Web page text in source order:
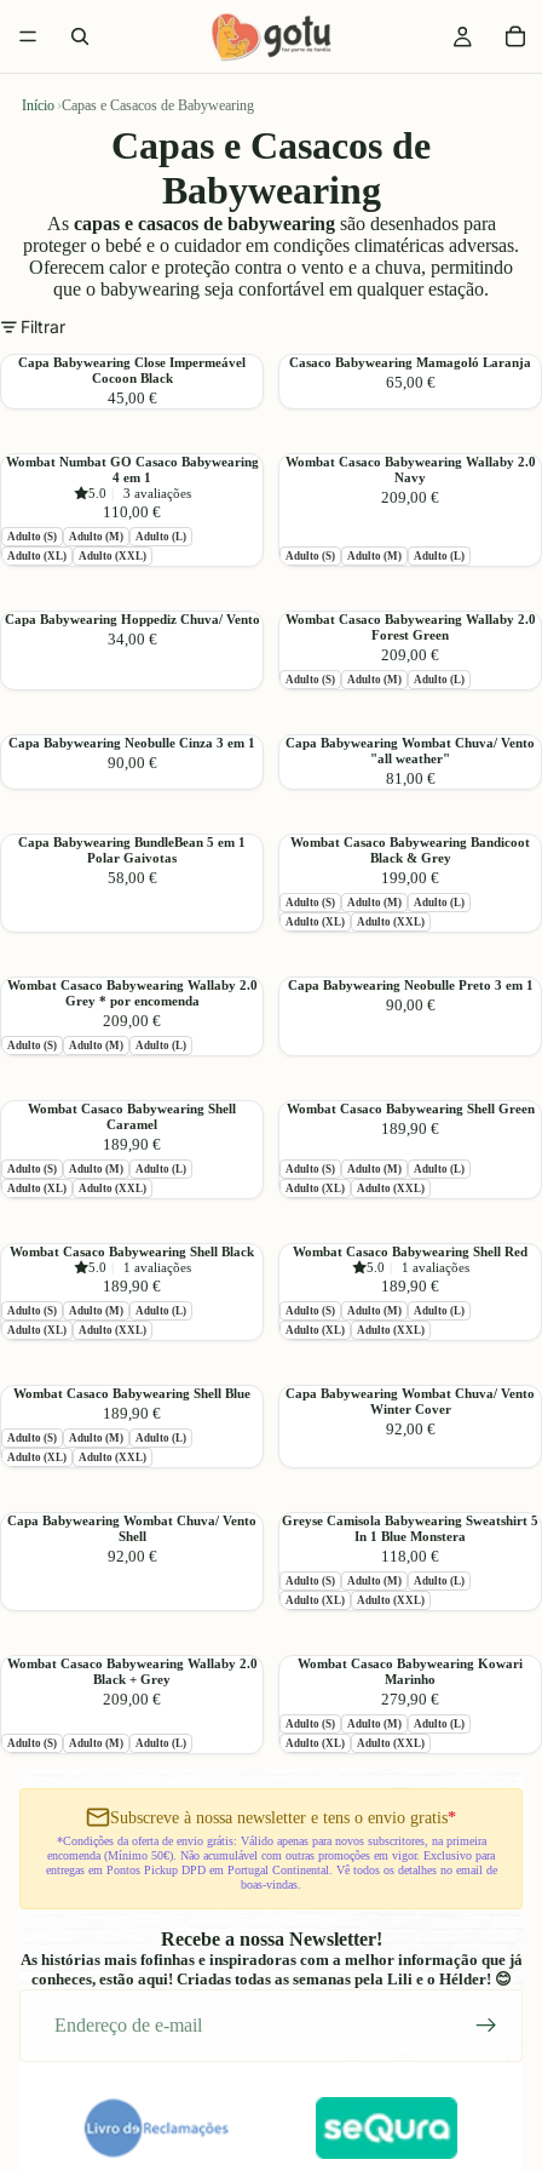
Início ›Capas e Casacos de Babywearing
Capas e Casacos de
Babywearing
As capas e casacos de babywearingsão desenhados para
proteger o bebé e o cuidador em condições climatéricas adversas.
Oferecem calor e proteção contra o vento e a chuva, permitindo
que o babywearing seja confortável em qualquer estação.
Filtrar
Capa
Babywearing
Close
Cocoon
Black
Capa Babywearing Close Impermeável
Cocoon Black
45,00 €
Casaco
Mamagoló
Casaco Babywearing Mamagoló Laranja
65,00 €
Wombat
Casaco
Babywearing
1
Wombat Numbat GO Casaco Babywearing
4 em 1
5.0
3 avaliações
110,00 €
Adulto (S) Adulto (M)
Adulto (L)
Adulto (XL)
Adulto (XXL)
Wombat
2.0
Navy
Wombat Casaco Babywearing Wallaby 2.0
Navy
209,00 €
Adulto (S) Adulto (M) Adulto (L)
Capa
Chuva/
Capa Babywearing Hoppediz Chuva/ Vento
34,00 €
Wombat
Wallaby
Green
Wombat Casaco Babywearing Wallaby 2.0
Forest Green
209,00 €
Adulto (S) Adulto (M) Adulto (L)
Capa
Neobulle
em
Capa Babywearing Neobulle Cinza 3 em 1
90,00 €
Capa
Babywearing
Wombat
Vento
"all
Capa Babywearing Wombat Chuva/ Vento
"all weather"
81,00 €
Capa
Babywearing
em
Polar
Gaivotas
Capa Babywearing BundleBean 5 em 1
Polar Gaivotas
58,00 €
Wombat
Bandicoot
Black
Grey
Wombat Casaco Babywearing Bandicoot
Black & Grey
199,00 €
Adulto (S) Adulto (M)
Adulto (L)
Adulto (XL)
Adulto (XXL)
Wombat
Wallaby
encomenda
Wombat Casaco Babywearing Wallaby 2.0
Grey * por encomenda
209,00 €
Adulto (S) Adulto (M) Adulto (L)
Capa
Preto
Capa Babywearing Neobulle Preto 3 em 1
90,00 €
Wombat
Shell
Caramel
Wombat Casaco Babywearing Shell
Caramel
189,90 €
Adulto (S) Adulto (M)
Adulto (L)
Adulto (XL)
Adulto (XXL)
Wombat
Shell
Green
Wombat Casaco Babywearing Shell Green
189,90 €
Adulto (S) Adulto (M)
Adulto (L)
Adulto (XL)
Adulto (XXL)
Wombat
Shell
Black
Wombat Casaco Babywearing Shell Black
5.0
1 avaliações
189,90 €
Adulto (S) Adulto (M)
Adulto (L)
Adulto (XL)
Adulto (XXL)
Wombat
Shell
Red
Wombat Casaco Babywearing Shell Red
5.0
1 avaliações
189,90 €
Adulto (S) Adulto (M)
Adulto (L)
Adulto (XL)
Adulto (XXL)
Wombat
Babywearing
Shell
Wombat Casaco Babywearing Shell Blue
189,90 €
Adulto (S) Adulto (M)
Adulto (L)
Adulto (XL)
Adulto (XXL)
Capa
Babywearing
Chuva/
Cover
Capa Babywearing Wombat Chuva/ Vento
Winter Cover
92,00 €
Capa
Vento
Capa Babywearing Wombat Chuva/ Vento
Shell
92,00 €
Greyse
Sweatshirt
5
Blue
Greyse Camisola Babywearing Sweatshirt 5
In 1 Blue Monstera
118,00 €
Adulto (S) Adulto (M)
Adulto (L)
Adulto (XL)
Adulto (XXL)
Wombat
Wallaby
2.0
Wombat Casaco Babywearing Wallaby 2.0
Black + Grey
209,00 €
Adulto (S) Adulto (M) Adulto (L)
Wombat
Kowari
Marinho
Wombat Casaco Babywearing Kowari
Marinho
279,90 €
Adulto (S) Adulto (M)
Adulto (L)
Adulto (XL)
Adulto (XXL)
Subscreve à nossa newsletter e tens o envio gratis*
*Condições da oferta de envio grátis: Válido apenas para novos subscritores, na primeira
encomenda (Mínimo 50€). Não acumulável com outras promoções em vigor. Exclusivo para
entregas em Pontos Pickup DPD em Portugal Continental. Vê todos os detalhes no email de
boas-vindas.
Recebe a nossa Newsletter!
As histórias mais fofinhas e inspiradoras com a melhor informação que já
conheces, estão aqui! Criadas todas as semanas pela Lili e o Hélder! 😊